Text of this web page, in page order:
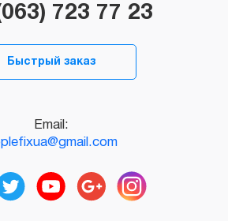
723 77 23
Быстрый заказ
Email: